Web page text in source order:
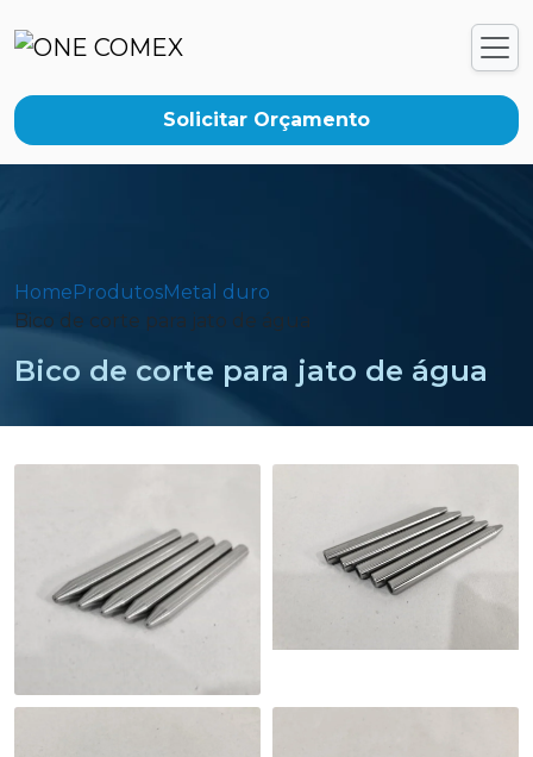
Solicitar Orçamento
Home ProdutosMetal duro
Bico de corte para jato de água
Bico de corte para jato de água